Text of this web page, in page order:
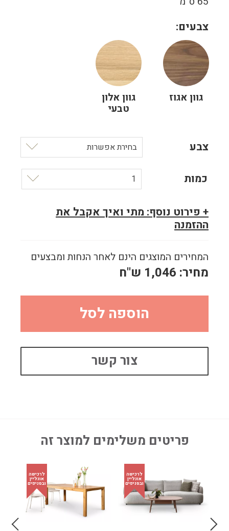
צבעים:
גוון אגוז גוון אלון
טבעי
צבע בחירת אפשרות
כמות 1
+ פירוט נוסף: מתי ואיך אקבל את
ההזמנה
המחירים המוצגים הינם לאחר הנחות ומבצעים
מחיר: 1,046 ש"ח
הוספה לסל
צור קשר
פריטים משלימים למוצר זה